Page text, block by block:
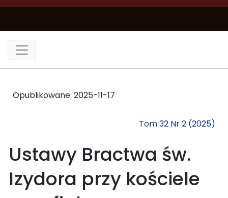
Opublikowane: 2025-11-17
Tom 32 Nr 2 (2025)
Ustawy Bractwa św.
Izydora przy kościele